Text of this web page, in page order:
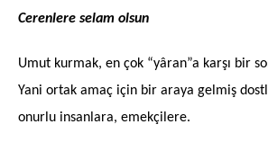
Cerenlere selam olsun
Umut kurmak, en çok “yâran”a karşı bir
Yani ortak amaç için bir araya gelmiş
onurlu insanlara, emekçilere.